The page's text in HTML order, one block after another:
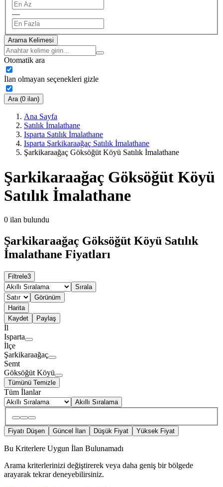
—
Arama Kelimesi
Otomatik ara
İlan olmayan seçenekleri gizle
Ara (0 ilan)
Ana Sayfa
Satılık İmalathane
Isparta Satılık İmalathane
Isparta Şarkikaraağaç Satılık İmalathane
Şarkikaraağaç Göksöğüt Köyü Satılık İmalathane
Şarkikaraağaç Göksöğüt Köyü
Satılık İmalathane
0 ilan bulundu
Şarkikaraağaç Göksöğüt Köyü Satılık
İmalathane Fiyatları
Filtrele3
Sırala
Görünüm
Harita
Kaydet
Paylaş
İl
Isparta
İlçe
Şarkikaraağaç
Semt
Göksöğüt Köyü
Tümünü Temizle
Tüm İlanlar
Akıllı Sıralama
Fiyatı Düşen Güncel İlan Düşük Fiyat Yüksek Fiyat
Bu Kriterlere Uygun İlan Bulunamadı
Arama kriterlerinizi değiştirerek veya daha geniş bir bölgede
arayarak tekrar deneyebilirsiniz.